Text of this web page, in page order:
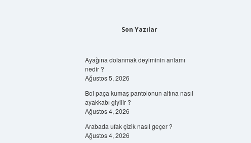
Son Yazılar
Ayağına dolanmak deyiminin anlamı
nedir ?
Ağustos 5, 2026
Bol paça kumaş pantolonun altına nasıl
ayakkabı giyilir ?
Ağustos 4, 2026
Arabada ufak çizik nasıl geçer ?
Ağustos 4, 2026